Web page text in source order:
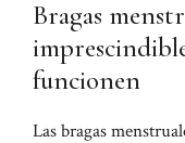
Bragas
funcionen
Las bragas